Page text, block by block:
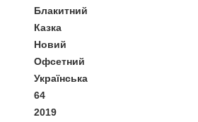
Блакитний
Казка
Новий
Офсетний
Українська
64
2019